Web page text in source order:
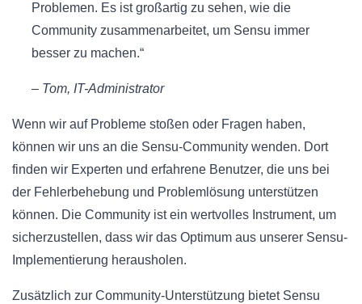
Problemen. Es ist großartig zu sehen, wie die
Community zusammenarbeitet, um Sensu immer
besser zu machen.“
– Tom, IT-Administrator
Wenn wir auf Probleme stoßen oder Fragen haben,
können wir uns an die Sensu-Community wenden. Dort
finden wir Experten und erfahrene Benutzer, die uns bei
der Fehlerbehebung und Problemlösung unterstützen
können. Die Community ist ein wertvolles Instrument, um
sicherzustellen, dass wir das Optimum aus unserer Sensu-
Implementierung herausholen.
Zusätzlich zur Community-Unterstützung bietet Sensu